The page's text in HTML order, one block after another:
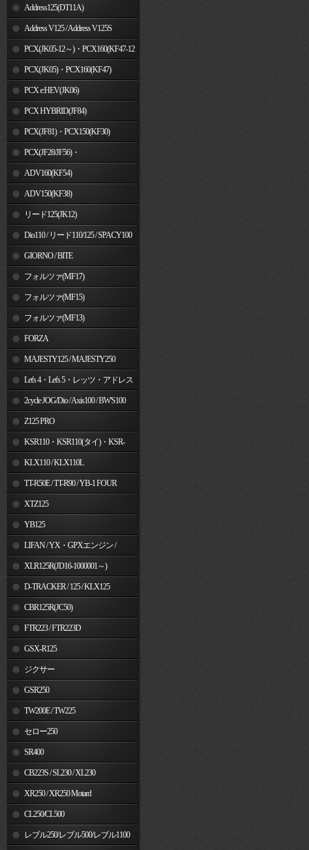
Address125(DT11A)
Address V125 / Address V125S
PCX(JK05-12～)・PCX160(KF47-12
～) PCX(JK05)・PCX160(KF47)
PCX e:HEV(JK06)
PCX HYBRID(JF84)
PCX(JF81)・PCX150(KF30)
PCX(JF28/JF56)・
PCX150(KF12/KF18)
ADV160(KF54)
ADV150(KF38)
リード125(JK12)
Dio110 / リード110/125 / SPACY100
GIORNO / BITE
フォルツァ(MF17)
フォルツァ(MF15)
フォルツァ(MF13)
FORZA
MAJESTY125 / MAJESTY250
Let's 4・Let's 5・レッツ・アドレス
V50 2cycle JOG/Dio / Axis100 / BW'S100
Z125 PRO
KSR110・KSR110(タイ)・KSR-
I/II・KSR PRO
KLX110 / KLX110L
TT-R50E / TT-R90 / YB-1 FOUR
XTZ125
YB125
LIFAN / YX・GPXエンジン /
JinchengXLR125R(JD16-1000001～)
D-TRACKER / 125 / KLX125
CBR125R(JC50)
FTR223 / FTR223D
GSX-R125
ジクサー
GSR250
TW200E / TW225
セロー250
SR400
CB223S / SL230 / XL230
XR250 / XR250 Motard
CL250/CL500
レブル250/レブル500/レブル1100